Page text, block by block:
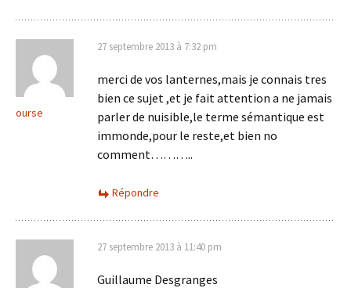
ourse
27 septembre 2013 à 7:32 pm
merci de vos lanternes,mais je connais tres
bien ce sujet ,et je fait attention a ne jamais
parler de nuisible,le terme sémantique est
immonde,pour le reste,et bien no
comment………..
Répondre
27 septembre 2013 à 11:40 pm
Guillaume Desgranges